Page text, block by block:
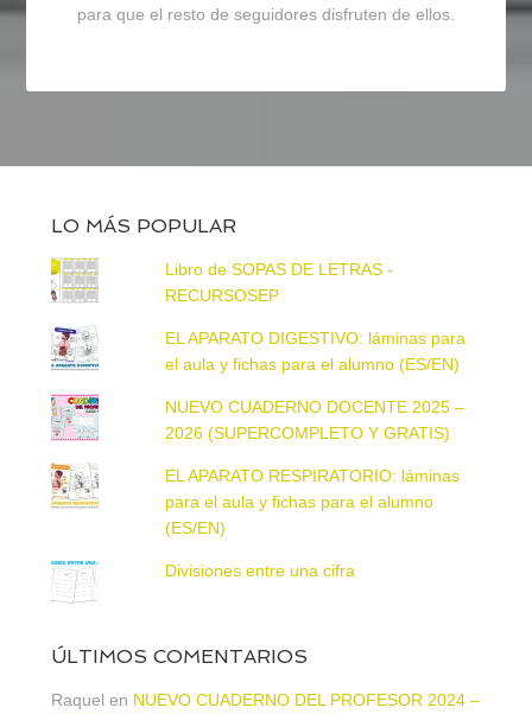
para que el resto de seguidores disfruten de ellos.
LO MÁS POPULAR
Libro de SOPAS DE LETRAS -
RECURSOSEP
EL APARATO DIGESTIVO: láminas para
el aula y fichas para el alumno (ES/EN)
NUEVO CUADERNO DOCENTE 2025 –
2026 (SUPERCOMPLETO Y GRATIS)
EL APARATO RESPIRATORIO: láminas
para el aula y fichas para el alumno
(ES/EN)
Divisiones entre una cifra
ÚLTIMOS COMENTARIOS
Raquel en NUEVO CUADERNO DEL PROFESOR 2024 –